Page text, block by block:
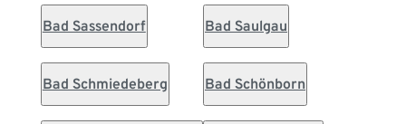
Bad Sassendorf Bad Saulgau
Bad Schmiedeberg Bad Schönborn